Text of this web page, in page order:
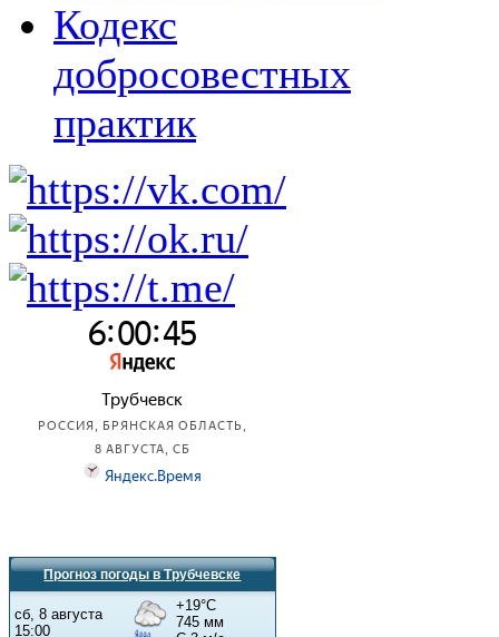
Кодекс
добросовестных
практик
Прогноз погоды в Трубчевске